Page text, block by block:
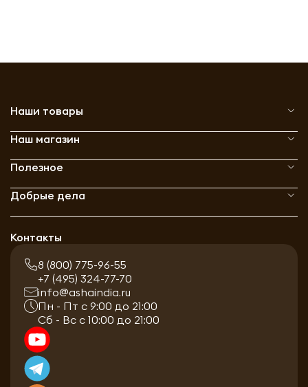
Наши товары
Наш магазин
Полезное
Добрые дела
Контакты
8 (800) 775-96-55
+7 (495) 324-77-70
info@ashaindia.ru
Пн - Пт с 9:00 до 21:00
Сб - Вс с 10:00 до 21:00